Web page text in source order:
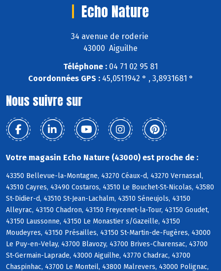
Echo Nature
34 avenue de roderie
43000 Aiguilhe
Téléphone : 04 71 02 95 81
Coordonnées GPS :45,0511942 ° , 3,8931681 °
Nous suivre sur
Votre magasin Echo Nature (43000) est proche de :
43350 Bellevue-la-Montagne, 43270 Céaux-d, 43270 Vernassal,
43510 Cayres, 43490 Costaros, 43510 Le Bouchet-St-Nicolas, 43580
St-Didier-d, 43510 St-Jean-Lachalm, 43510 Séneujols, 43150
Alleyrac, 43150 Chadron, 43150 Freycenet-la-Tour, 43150 Goudet,
43150 Laussonne, 43150 Le Monastier s/Gazeille, 43150
Moudeyres, 43150 Présailles, 43150 St-Martin-de-Fugères, 43000
Le Puy-en-Velay, 43700 Blavozy, 43700 Brives-Charensac, 43700
St-Germain-Laprade, 43000 Aiguilhe, 43770 Chadrac, 43700
Chaspinhac, 43700 Le Monteil, 43800 Malrevers, 43000 Polignac,